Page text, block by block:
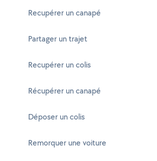
Recupérer un canapé
Partager un trajet
Recupérer un colis
Récupérer un canapé
Déposer un colis
Remorquer une voiture